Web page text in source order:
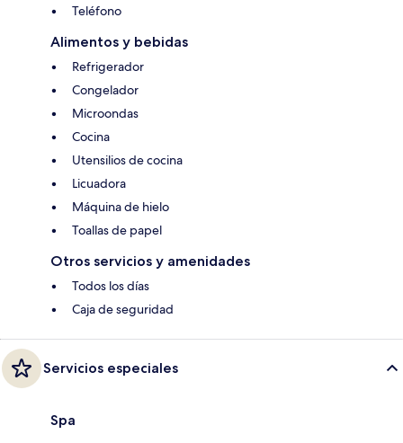
Teléfono
Alimentos y bebidas
Refrigerador
Congelador
Microondas
Cocina
Utensilios de cocina
Licuadora
Máquina de hielo
Toallas de papel
Otros servicios y amenidades
Todos los días
Caja de seguridad
Servicios especiales
Spa